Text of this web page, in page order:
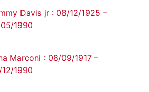
Davis jr : 08/12/1925 –
1990
Marconi : 08/09/1917 –
1990